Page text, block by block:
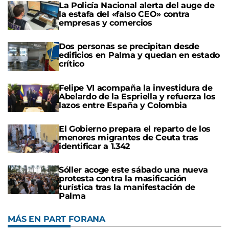
La Policía Nacional alerta del auge de
la estafa del «falso CEO» contra
empresas y comercios
Dos personas se precipitan desde
edificios en Palma y quedan en estado
crítico
Felipe VI acompaña la investidura de
Abelardo de la Espriella y refuerza los
lazos entre España y Colombia
El Gobierno prepara el reparto de los
menores migrantes de Ceuta tras
identificar a 1.342
Sóller acoge este sábado una nueva
protesta contra la masificación
turística tras la manifestación de
Palma
MÁS EN PART FORANA